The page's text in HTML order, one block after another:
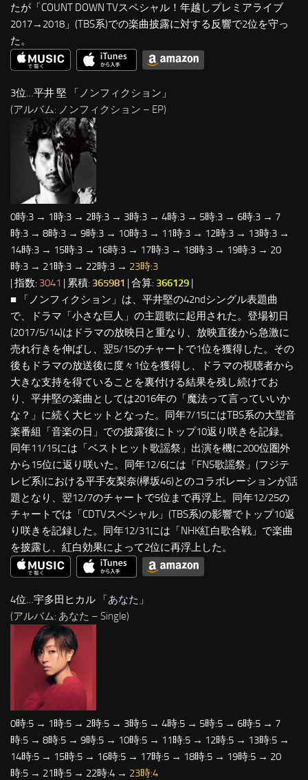
たが「COUNT DOWN TVスペシャル！年越しプレミアライブ
2017→2018」(TBS系)での楽曲披露に対する反響で2位を守っ
た。
3位…平井 堅 「 ノンフィクション 」
(アルバム: ノンフィクション – EP)
0時:3 → 1時:3 → 2時:3 → 3時:3 → 4時:3 → 5時:3 → 6時:3 → 7
時:3 → 8時:3 → 9時:3 → 10時:3 → 11時:3 → 12時:3 → 13時:3 →
14時:3 → 15時:3 → 16時:3 → 17時:3 → 18時:3 → 19時:3 → 20
時:3 → 21時:3 → 22時:3 → 23時:3
| 指数: 3041 | 累積: 365981 | 合算: 366129 |
■ 「ノンフィクション」は、平井堅の42ndシングル表題曲
で、ドラマ「小さな巨人」の主題歌に起用された。登場初日
(2017/5/14)はドラマの放映日と重なり、放映直後から急激に
売れ行きを伸ばし、翌5/15のチャートで1位を獲得した。その
後もドラマの放送後に度々1位を獲得し、ドラマの視聴者から
大きな支持を得ていることを裏付ける結果を残し続けてお
り、平井堅の楽曲としては2016年の「魔法って言っていいか
な？」に続く大ヒットとなった。同年7/15にはTBS系の大型音
楽番組「音楽の日」での披露後にトップ10返り咲きを記録。
同年11/15には「ベストヒット歌謡祭」出演を機に200位圏外
から15位に返り咲いた。同年12/6には「FNS歌謡祭」(フジテ
レビ系)における平手友梨奈(欅坂46)とのコラボレーションが話
題となり、翌12/7のチャートで5位まで再浮上。同年12/25の
チャートでは「CDTVスペシャル」(TBS系)の影響でトップ10返
り咲きを記録した。同年12/31には「NHK紅白歌合戦」で楽曲
を披露し、紅白効果によって2位に再浮上した。
4位…宇多田ヒカル 「あなた 」
(アルバム: あなた – Single)
0時:5 → 1時:5 → 2時:5 → 3時:5 → 4時:5 → 5時:5 → 6時:5 → 7
時:5 → 8時:5 → 9時:5 → 10時:5 → 11時:5 → 12時:5 → 13時:5 →
14時:5 → 15時:5 → 16時:5 → 17時:5 → 18時:5 → 19時:5 → 20
時:5 → 21時:5 → 22時:4 → 23時:4